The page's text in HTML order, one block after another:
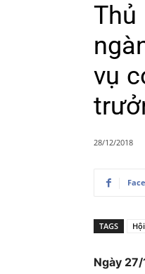
N
G
vụ
28/12/2018
TAGS
Ngày